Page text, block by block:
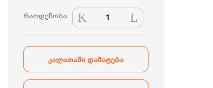
რაოდენობა
Gardex
2
სკამით
ყავისფერი
classic
რაოდენობა
კალათაში დამატება